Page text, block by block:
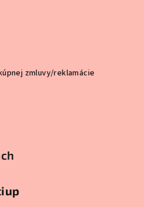
p zmluvy/reklamácie